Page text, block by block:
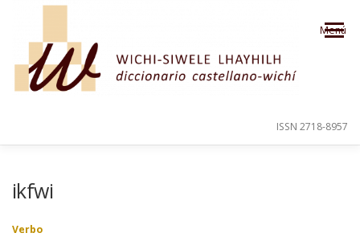
Saltar al contenido
Menú
ISSN 2718-8957
ikfwi
Verbo